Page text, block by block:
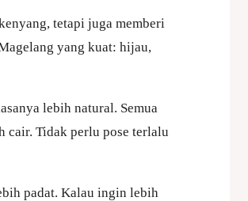
tetapi juga memberi
yang kuat: hijau,
lebih natural. Semua
cair. Tidak perlu pose terlalu
padat. Kalau ingin lebih